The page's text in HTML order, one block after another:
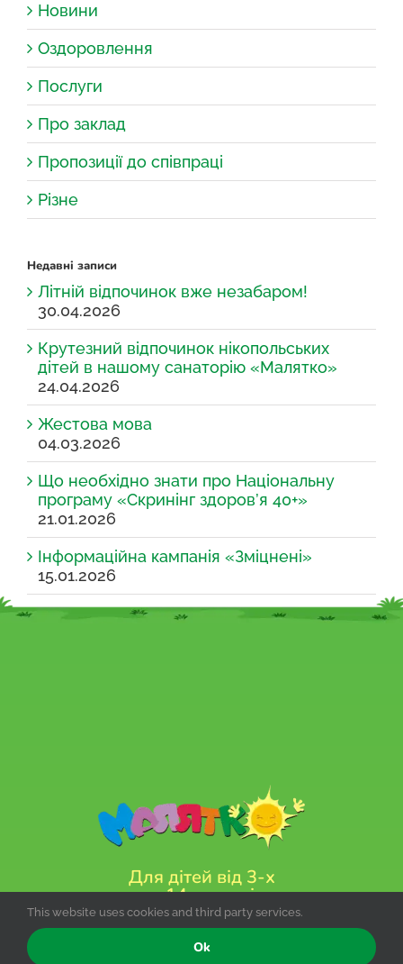
Новини
Оздоровлення
Послуги
Про заклад
Пропозиції до співпраці
Різне
Недавні записи
Літній відпочинок вже незабаром!
30.04.2026
Крутезний відпочинок нікопольських
дітей в нашому санаторію «Малятко»
24.04.2026
Жестова мова
04.03.2026
Що необхідно знати про Національну
програму «Скринінг здоров’я 40+»
21.01.2026
Інформаційна кампанія «Зміцнені»
15.01.2026
Для дітей від 3-х
до 14-ти років
+38 066 133 75 06
This website uses cookies and third party services.
Ok